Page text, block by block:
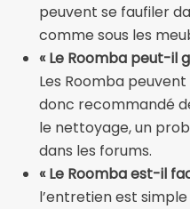
peuvent se faufiler
comme sous les
« Le Roomba peut-il
Les Roomba
donc recommandé
le nettoyage, un
dans les forums.
« Le Roomba est-il
l’entretien est